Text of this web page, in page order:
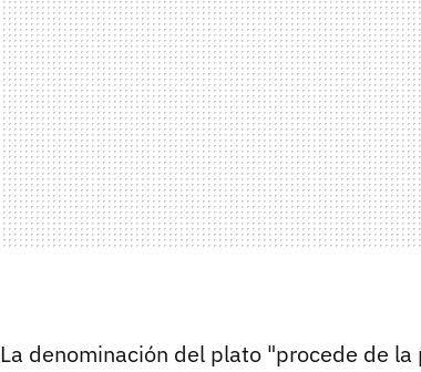
La denominación del plato "procede de